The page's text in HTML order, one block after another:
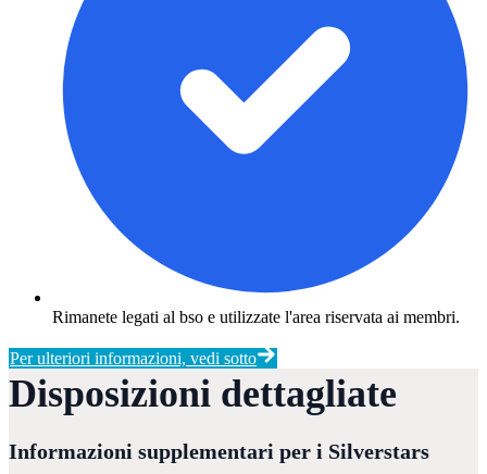
Rimanete legati al bso e utilizzate l'area riservata ai membri.
Per ulteriori informazioni, vedi sotto
Disposizioni dettagliate
Informazioni supplementari per i Silverstars